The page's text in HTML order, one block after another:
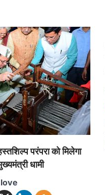
परंपरा को मिलेगा
धामी